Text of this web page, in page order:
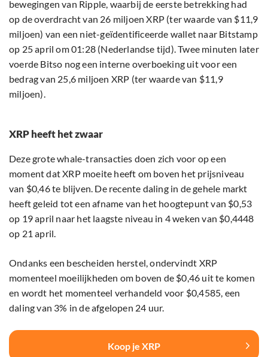
bewegingen van Ripple, waarbij de eerste betrekking had
op de overdracht van 26 miljoen XRP (ter waarde van $11,9
miljoen) van een niet-geïdentificeerde wallet naar Bitstamp
op 25 april om 01:28 (Nederlandse tijd). Twee minuten later
voerde Bitso nog een interne overboeking uit voor een
bedrag van 25,6 miljoen XRP (ter waarde van $11,9
miljoen).
XRP heeft het zwaar
Deze grote whale-transacties doen zich voor op een
moment dat XRP moeite heeft om boven het prijsniveau
van $0,46 te blijven. De recente daling in de gehele markt
heeft geleid tot een afname van het hoogtepunt van $0,53
op 19 april naar het laagste niveau in 4 weken van $0,4448
op 21 april.
Ondanks een bescheiden herstel, ondervindt XRP
momenteel moeilijkheden om boven de $0,46 uit te komen
en wordt het momenteel verhandeld voor $0,4585, een
daling van 3% in de afgelopen 24 uur.
Koop je XRP